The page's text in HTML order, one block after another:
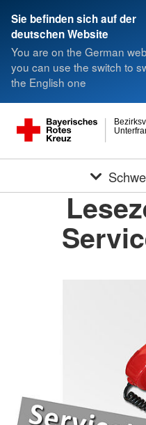
Sie befinden sich auf der
deutschen Website
You are on the German
you can use the switch to
the English one